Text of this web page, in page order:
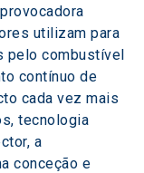
utilizam para
pelo combustível
contínuo de
cada vez mais
tecnologia
a
conceção e